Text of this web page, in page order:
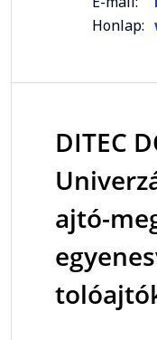
Honlap:
DITEC
ajtó-